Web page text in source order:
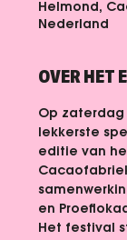
Helmond,
Nederland
OVER HET
Op
lekkerste
editie van
en
Het festival